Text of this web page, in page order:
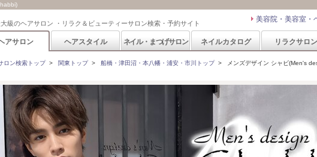
大級のヘアサロン ・リラク＆ビューティーサロン検索・予約サイト 美容院・美容室・
アサロン ヘアスタイル ネイル・まつげサロン ネイルカタログ リラクサロン
ロン検索トップ> 関東トップ> 船橋・津田沼・本八幡・浦安・市川トップ> メンズデザイン シャビ(Men's